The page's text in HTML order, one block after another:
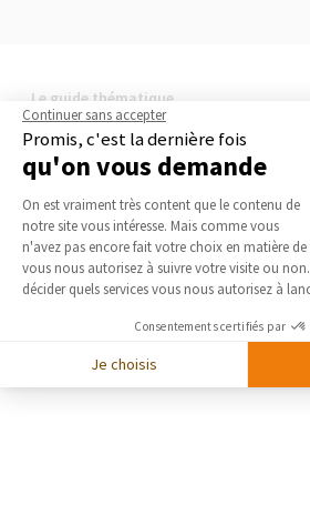
Le guide thématique
Rénovation de résidence
Posséder une maison de vacances est un
important d’entretenir. La rénovation de
est la garantie d’un bien immobilier
toujours réussies et, peut-être, une future
LIRE LE GUIDE THÉMATIQUE
Continuer sans accepter
Promis, c'est la dernière fois
qu'on vous demande
Plateforme de Gestion
On est vraiment très content que le contenu de
notre site vous intéresse. Mais comme vous
n'avez pas encore fait votre choix en matière
vous nous autorisez à suivre votre visite ou
décider quels services vous nous autorisez à
Consentements certifiés par
Je choisis
Axeptio consent